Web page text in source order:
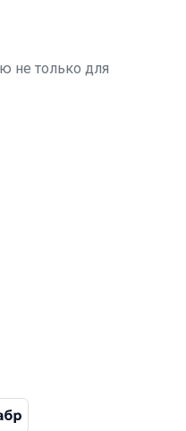
не только для
Хабр